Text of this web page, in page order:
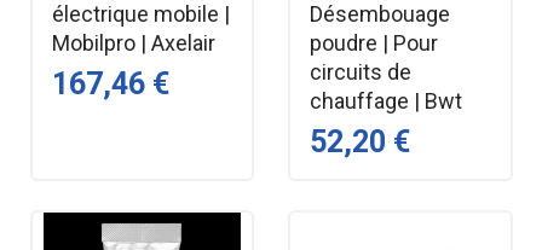
électrique mobile |
Mobilpro | Axelair
167,46 €
Désembouage
poudre | Pour
circuits de
chauffage | Bwt
52,20 €